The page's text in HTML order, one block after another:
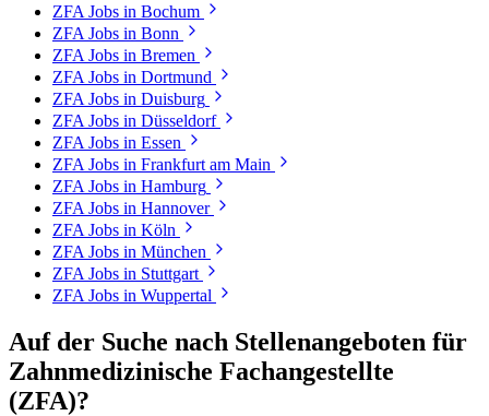
ZFA Jobs in Bochum
ZFA Jobs in Bonn
ZFA Jobs in Bremen
ZFA Jobs in Dortmund
ZFA Jobs in Duisburg
ZFA Jobs in Düsseldorf
ZFA Jobs in Essen
ZFA Jobs in Frankfurt am Main
ZFA Jobs in Hamburg
ZFA Jobs in Hannover
ZFA Jobs in Köln
ZFA Jobs in München
ZFA Jobs in Stuttgart
ZFA Jobs in Wuppertal
Auf der Suche nach Stellenangeboten für
Zahnmedizinische Fachangestellte
(ZFA)?